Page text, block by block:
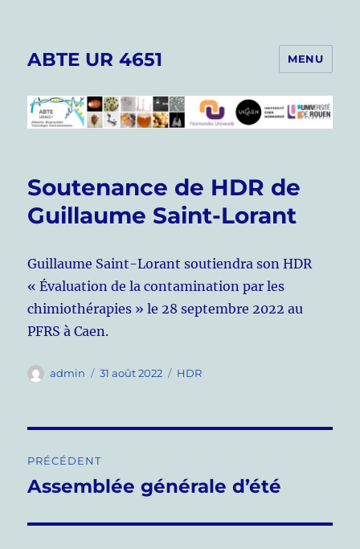
ABTE UR 4651 MENU
Soutenance de HDR de
Guillaume Saint-Lorant
Guillaume Saint-Lorant soutiendra son HDR
« Évaluation de la contamination par les
chimiothérapies » le 28 septembre 2022 au
PFRS à Caen.
Auteur
admin
Publié
31 août 2022 Catégories
HDR
de
PRÉCÉDENT
Publication
Assemblée générale d’été